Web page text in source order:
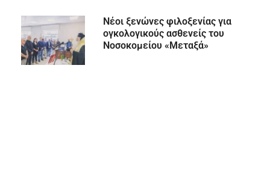
Νέοι ξενώνες φιλοξενίας για
ογκολογικούς ασθενείς του
Νοσοκομείου «Μεταξά»